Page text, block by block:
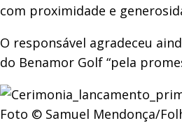
com proximidade e
O responsável agradeceu
do Benamor Golf “pela
Foto © Samuel Mendonça/